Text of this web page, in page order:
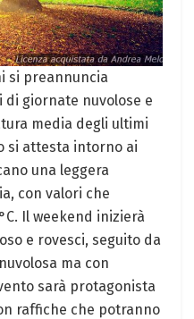
si preannuncia
giornate nuvolose e
media degli ultimi
si attesta intorno ai
una leggera
con valori che
Il weekend inizierà
e rovesci, seguito da
ma con
sarà protagonista
raffiche che potranno